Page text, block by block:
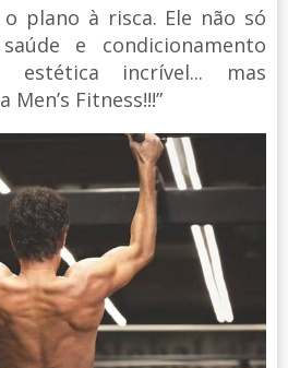
plano à risca. Ele não só
e condicionamento
incrível... mas
Men’s Fitness!!!”